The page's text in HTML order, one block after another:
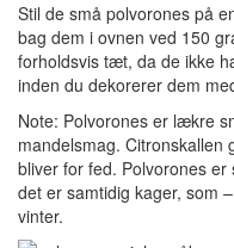
Stil de små polvorones på
bag dem i ovnen ved 150
forholdsvis tæt, da de ikke
inden du dekorerer dem
Note: Polvorones er lækre
mandelsmag. Citronskallen
bliver for fed. Polvorones
det er samtidig kager, som
vinter.